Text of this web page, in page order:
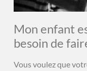
Mon enfant
besoin de
Vous voulez que